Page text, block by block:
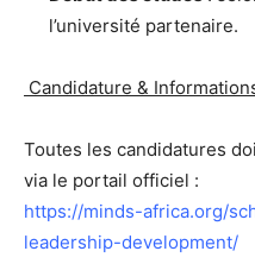
l’université partenaire.
Candidature &
Toutes les candidatures
via le portail officiel :
https://minds-africa.org/
leadership-development/